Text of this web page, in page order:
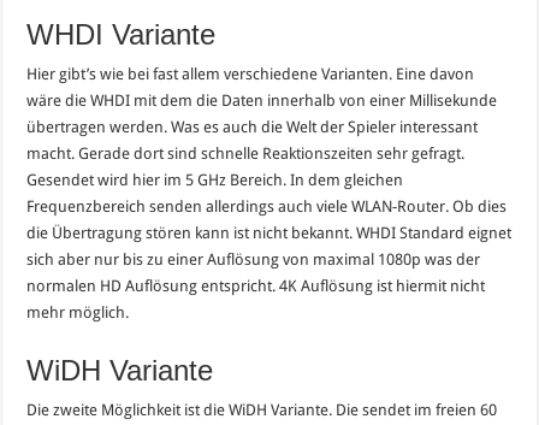
WHDI Variante
Hier gibt’s wie bei fast allem verschiedene Varianten. Eine davon
wäre die WHDI mit dem die Daten innerhalb von einer Millisekunde
übertragen werden. Was es auch die Welt der Spieler interessant
macht. Gerade dort sind schnelle Reaktionszeiten sehr gefragt.
Gesendet wird hier im 5 GHz Bereich. In dem gleichen
Frequenzbereich senden allerdings auch viele WLAN-Router. Ob dies
die Übertragung stören kann ist nicht bekannt. WHDI Standard eignet
sich aber nur bis zu einer Auflösung von maximal 1080p was der
normalen HD Auflösung entspricht. 4K Auflösung ist hiermit nicht
mehr möglich.
WiDH Variante
Die zweite Möglichkeit ist die WiDH Variante. Die sendet im freien 60